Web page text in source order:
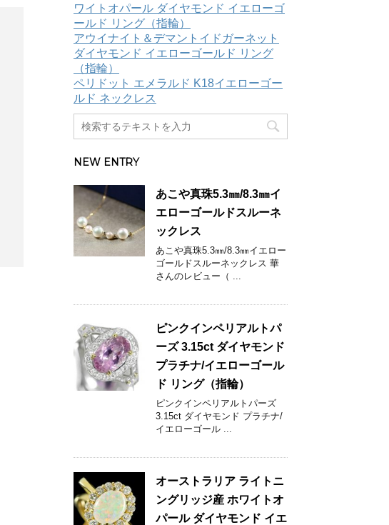
ワイトオパール ダイヤモンド イエローゴ
ールド リング（指輪）
アウイナイト＆デマントイドガーネット
ダイヤモンド イエローゴールド リング
（指輪）
ペリドット エメラルド K18イエローゴー
ルド ネックレス
NEW ENTRY
あこや真珠5.3㎜/8.3㎜イ
エローゴールドスルーネ
ックレス
あこや真珠5.3㎜/8.3㎜イエロー
ゴールドスルーネックレス 華
さんのレビュー（ ...
ピンクインペリアルトパ
ーズ 3.15ct ダイヤモンド
プラチナ/イエローゴール
ド リング（指輪）
ピンクインペリアルトパーズ
3.15ct ダイヤモンド プラチナ/
イエローゴール ...
オーストラリア ライトニ
ングリッジ産 ホワイトオ
パール ダイヤモンド イエ